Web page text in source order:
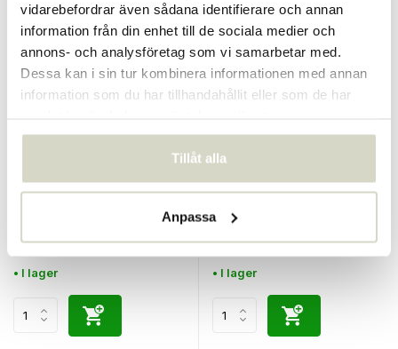
vidarebefordrar även sådana identifierare och annan
information från din enhet till de sociala medier och
annons- och analysföretag som vi samarbetar med.
Dessa kan i sin tur kombinera informationen med annan
information som du har tillhandahållit eller som de har
Tillåt alla
Anpassa
SALE 10%
Sömnig tigermatta XL
Inkl. moms
• I lager
SALE 10%
Ari Lion Head matta L
Inkl. moms
• I lager